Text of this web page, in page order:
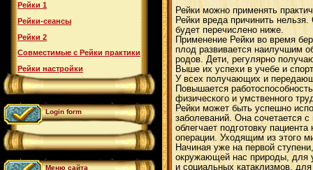
Рейки 1
Рейки-сеансы
Рейки 2
Совместимые с Рейки практики
Рейки настройки
Login form
Меню сайта
Рейки можно применять
Рейки вреда причинить
будет перечислено ниже.
Применение Рейки во время
плод развивается наилучшим
родов. Дети, регулярно
Выше их успехи в учебе и
У всех получающих и
Повышается
физического и умственного
Рейки может быть успешно
заболеваний. Она сочетается
облегчает подготовку
операции. Уходящим из этого
Начиная уже на первой
окружающей нас природы, для
и социальных катаклизмов,